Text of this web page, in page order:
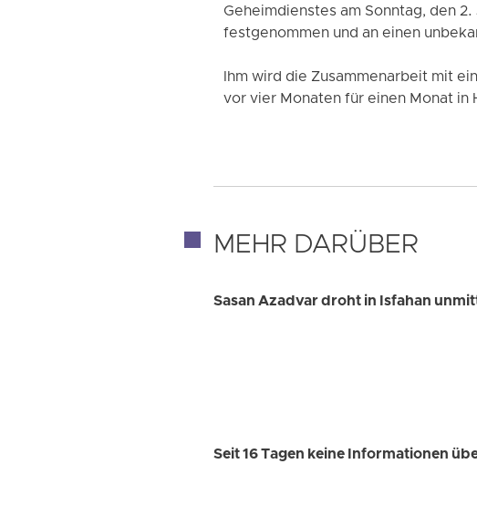
Geheimdienstes am Sonntag, den
festgenommen und an einen
Ihm wird die Zusammenarbeit mit
vor vier Monaten für einen Monat in
MEHR DARÜBER
Sasan Azadvar droht in Isfahan
Seit 16 Tagen keine Informationen